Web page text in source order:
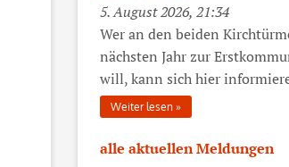
5. August 2026, 21:34
Wer an den beiden
nächsten Jahr zur
will, kann sich hier
Weiter lesen
alle aktuellen Meldungen